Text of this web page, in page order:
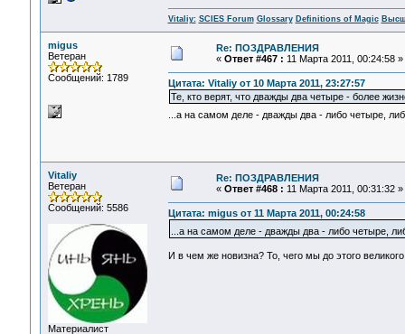
Vitaliy: SCIES Forum Glossary Definitions of Magic
migus
Ветеран
Сообщений: 1789
Re: ПОЗДРАВЛЕНИЯ
« Ответ #467 : 11 Марта 2011, 00:24:58 »
Цитата: Vitaliy от 10 Марта 2011, 23:27:57
Те, кто верят, что дважды два четыре - более
...а на самом деле - дважды два - либо четыре,
Vitaliy
Ветеран
Сообщений: 5586
Материалист
Re: ПОЗДРАВЛЕНИЯ
« Ответ #468 : 11 Марта 2011, 00:31:32 »
Цитата: migus от 11 Марта 2011, 00:24:58
...а на самом деле - дважды два - либо четыре,
И в чем же новизна? То, чего мы до этого